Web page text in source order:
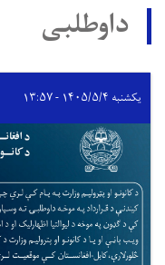
داوطلبی
یکشنبه ۱۴۰۵/۵/۴ - ۱۳:۵۷